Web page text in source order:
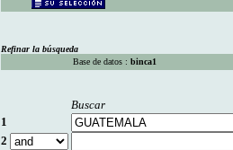
Refinar la búsqueda
Base de datos : binca1
Buscar
1
2